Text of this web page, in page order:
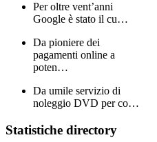
Per oltre vent’anni
Google è stato il cu…
Da pioniere dei
pagamenti online a
poten…
Da umile servizio di
noleggio DVD per co…
Statistiche directory